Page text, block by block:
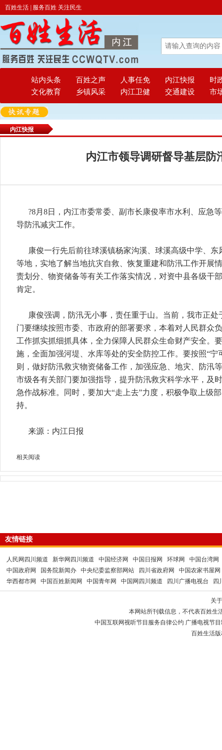
百姓生活 | 服务百姓 关注民生
站内头条 百姓之声 人事任免 内江快报
时
文化教育
乡镇风采 内江卫健 交通建设 市
内江快报
内江市领导调研督导基层防
?8月8日，内江市委常委、副市长康俊率市水利、应急
导防汛减灾工作。
康俊一行先后前往球溪镇杨家沟溪、球溪高级中学、
等地，实地了解当地抗灾自救、恢复重建和防汛工作开展
责划分、物资储备等有关工作落实情况，对资中县各级干
肯定。
康俊强调，防汛无小事，责任重于山。当前，我市正
门要继续按照市委、市政府的部署要求，本着对人民群众
工作抓实抓细抓具体，全力保障人民群众生命财产安全。
施，全面加强河堤、水库等处的安全防控工作。要按照“宁
则，做好防汛救灾物资储备工作，加强应急、地灾、防汛
市级各有关部门要加强指导，提升防汛救灾科学水平，及
急作战标准。同时，要加大“走上去”力度，积极争取上级
持。
来源：内江日报
相关阅读
友情链接
人民网四川频道 新华网四川频道 中国经济网 中国日报网 环球网
中国台湾网
中国政府网
国务院新闻办 中央纪委监察部网站 四川省政府网
中国农家书屋网
华西都市网
中国百姓新闻网 中国青年网 中国网四川频道 四川广播电视台 四
关
本网站所刊载信息，不代表百姓生
中国互联网视听节目服务自律公约 广播电视节
百姓生活